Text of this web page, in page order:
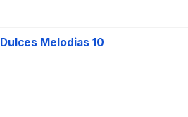
Dulces Melodias 10